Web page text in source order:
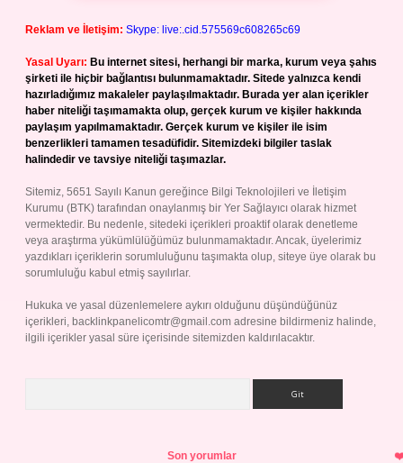
Reklam ve İletişim: Skype: live:.cid.575569c608265c69
Yasal Uyarı: Bu internet sitesi, herhangi bir marka, kurum veya şahıs
şirketi ile hiçbir bağlantısı bulunmamaktadır. Sitede yalnızca kendi
hazırladığımız makaleler paylaşılmaktadır. Burada yer alan içerikler
haber niteliği taşımamakta olup, gerçek kurum ve kişiler hakkında
paylaşım yapılmamaktadır. Gerçek kurum ve kişiler ile isim
benzerlikleri tamamen tesadüfidir. Sitemizdeki bilgiler taslak
halindedir ve tavsiye niteliği taşımazlar.
Sitemiz, 5651 Sayılı Kanun gereğince Bilgi Teknolojileri ve İletişim
Kurumu (BTK) tarafından onaylanmış bir Yer Sağlayıcı olarak hizmet
vermektedir. Bu nedenle, sitedeki içerikleri proaktif olarak denetleme
veya araştırma yükümlülüğümüz bulunmamaktadır. Ancak, üyelerimiz
yazdıkları içeriklerin sorumluluğunu taşımakta olup, siteye üye olarak bu
sorumluluğu kabul etmiş sayılırlar.
Hukuka ve yasal düzenlemelere aykırı olduğunu düşündüğünüz
içerikleri, backlinkpanelicomtr@gmail.com adresine bildirmeniz halinde,
ilgili içerikler yasal süre içerisinde sitemizden kaldırılacaktır.
Son yorumlar